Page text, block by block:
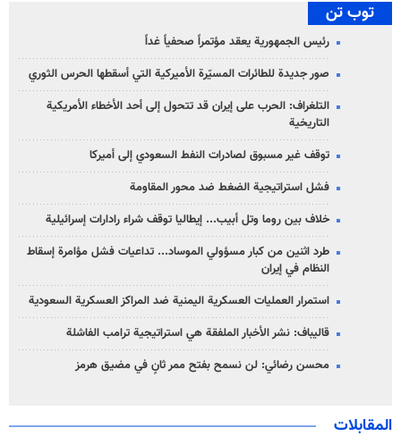
توب تن
رئيس الجمهورية يعقد مؤتمراً صحفياً غداً
صور جديدة للطائرات المسيّرة الأميركية التي أسقطها الحرس الثوري
التلغراف: الحرب على إيران قد تتحول إلى أحد الأخطاء الأمريكية
التاريخية
توقف غير مسبوق لصادرات النفط السعودي إلى أميركا
فشل استراتيجية الضغط ضد محور المقاومة
خلاف بين روما وتل أبيب... إيطاليا توقف شراء رادارات إسرائيلية
طرد اثنين من كبار مسؤولي الموساد... تداعيات فشل مؤامرة إسقاط
النظام في إيران
استمرار العمليات العسكرية اليمنية ضد المراكز العسكرية السعودية
قاليباف: نشر الأخبار الملفقة هي استراتيجية ترامب الفاشلة
محسن رضائي: لن نسمح بفتح ممر ثانٍ في مضيق هرمز
المقابلات